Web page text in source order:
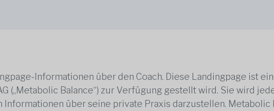
Informationen über den Coach. Diese Landingpage ist
(„Metabolic Balance“) zur Verfügung gestellt wird. Sie wird
über seine private Praxis darzustellen.